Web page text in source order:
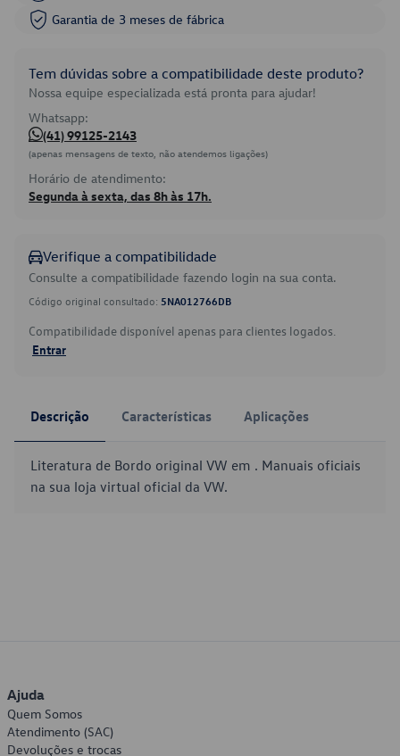
Garantia de 3 meses de fábrica
Tem dúvidas sobre a compatibilidade deste produto?
Nossa equipe especializada está pronta para ajudar!
Whatsapp:
(41) 99125-2143
(apenas mensagens de texto, não atendemos ligações)
Horário de atendimento:
Segunda à sexta, das 8h às 17h.
Verifique a compatibilidade
Consulte a compatibilidade fazendo login na sua conta.
Código original consultado: 5NA012766DB
Compatibilidade disponível apenas para clientes logados.
Entrar
Descrição Características Aplicações
Literatura de Bordo original VW em . Manuais oficiais
na sua loja virtual oficial da VW.
Ajuda
Quem Somos
Atendimento (SAC)
Devoluções e trocas